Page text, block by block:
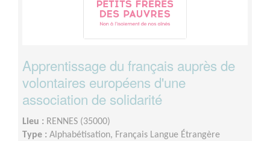
Apprentissage du français auprès de
volontaires européens d'une
association de solidarité
Lieu : RENNES (35000)
Type : Alphabétisation, Français Langue Étrangère